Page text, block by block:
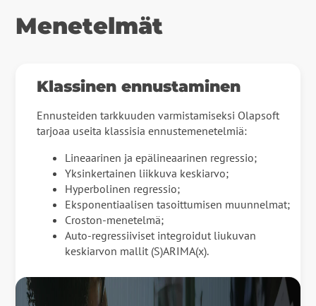
Menetelmät
Klassinen ennustaminen
Ennusteiden tarkkuuden varmistamiseksi Olapsoft
tarjoaa useita klassisia ennustemenetelmiä:
Lineaarinen ja epälineaarinen regressio;
Yksinkertainen liikkuva keskiarvo;
Hyperbolinen regressio;
Eksponentiaalisen tasoittumisen muunnelmat;
Croston-menetelmä;
Auto-regressiiviset integroidut liukuvan
keskiarvon mallit (S)ARIMA(x).